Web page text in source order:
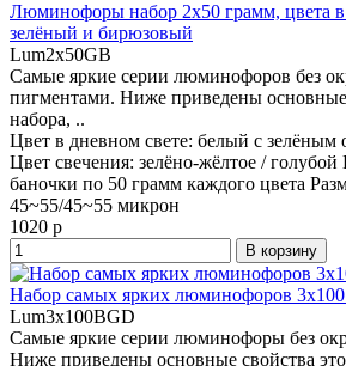
Люминофоры набор 2x50 грамм, цвета в
зелёный и бирюзовый
Lum2x50GB
Самые яркие серии люминофоров без
пигментами. Ниже приведены основные
набора, ..
Цвет в дневном свете: белый с зелёным
Цвет свечения: зелёно-жёлтое / голубой
баночки по 50 грамм каждого цвета
45~55/45~55 микрон
1020 р
В корзину
Набор самых ярких люминофоров 3х100
Lum3x100BGD
Самые яркие серии люминофоры без
Ниже приведены основные свойства